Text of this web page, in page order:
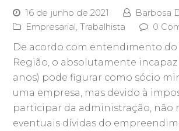
16 de junho de 2021
Barbosa
Empresarial,Trabalhista 0
De acordo com entendimento do
Região, o absolutamente incapaz
anos) pode figurar como sócio
uma empresa, mas devido à
participar da administração, não
eventuais dívidas do